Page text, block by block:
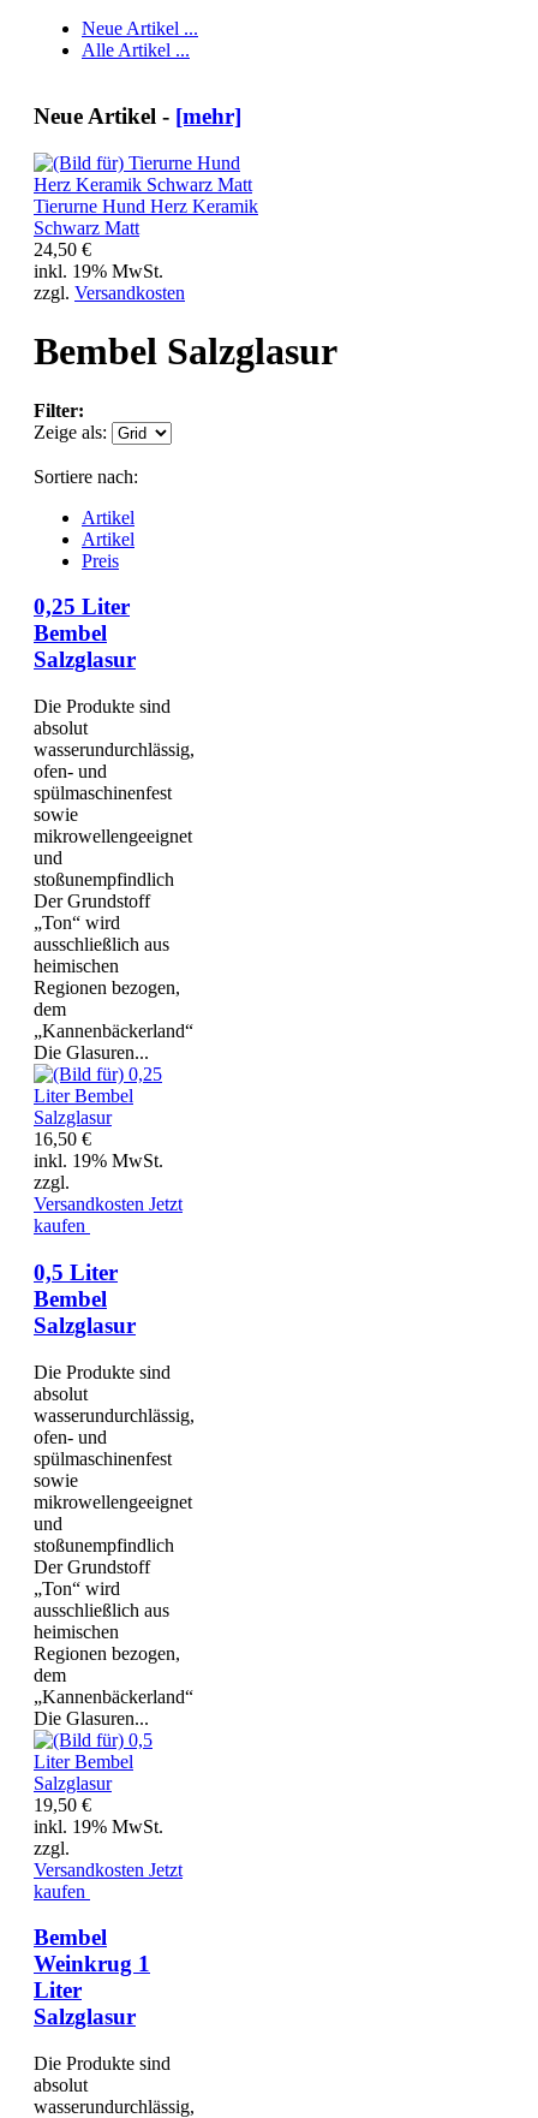
Neue Artikel ...
Alle Artikel ...
Neue Artikel - [mehr]
Tierurne Hund Herz Keramik
Schwarz Matt
24,50 €
inkl. 19% MwSt.
zzgl. Versandkosten
Bembel Salzglasur
Filter:
Zeige als:
Sortiere nach:
Artikel
Artikel
Preis
0,25 Liter
Bembel
Salzglasur
Die Produkte sind
absolut
wasserundurchlässig,
ofen- und
spülmaschinenfest
sowie
mikrowellengeeignet
und
stoßunempfindlich
Der Grundstoff
„Ton“ wird
ausschließlich aus
heimischen
Regionen bezogen,
dem
„Kannenbäckerland“
Die Glasuren...
16,50 €
inkl. 19% MwSt.
zzgl.
Versandkosten Jetzt
kaufen
0,5 Liter
Bembel
Salzglasur
Die Produkte sind
absolut
wasserundurchlässig,
ofen- und
spülmaschinenfest
sowie
mikrowellengeeignet
und
stoßunempfindlich
Der Grundstoff
„Ton“ wird
ausschließlich aus
heimischen
Regionen bezogen,
dem
„Kannenbäckerland“
Die Glasuren...
19,50 €
inkl. 19% MwSt.
zzgl.
Versandkosten Jetzt
kaufen
Bembel
Weinkrug 1
Liter
Salzglasur
Die Produkte sind
absolut
wasserundurchlässig,